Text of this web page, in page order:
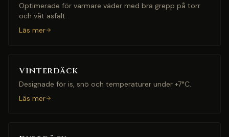
Optimerade för varmare väder med bra grepp på torr
och våt asfalt.
Läs mer
Vinterdäck
Designade för is, snö och temperaturer under +7°C.
Läs mer